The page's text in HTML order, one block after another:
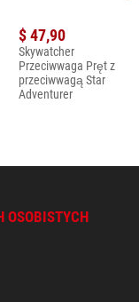
$ 47,90
Skywatcher
Przeciwwaga Pręt z
przeciwwagą Star
Adventurer
OSOBISTYCH